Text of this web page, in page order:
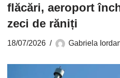
flăcări, aeroport
zeci de răniți
18/07/2026 Gabriela